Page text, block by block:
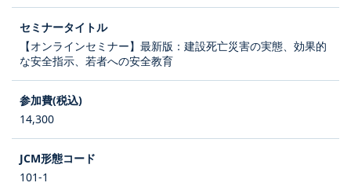
【オンラインセミナー】最新版：建設死亡災害の実態、効果的
な安全指示、若者への安全教育
14,300
101-1